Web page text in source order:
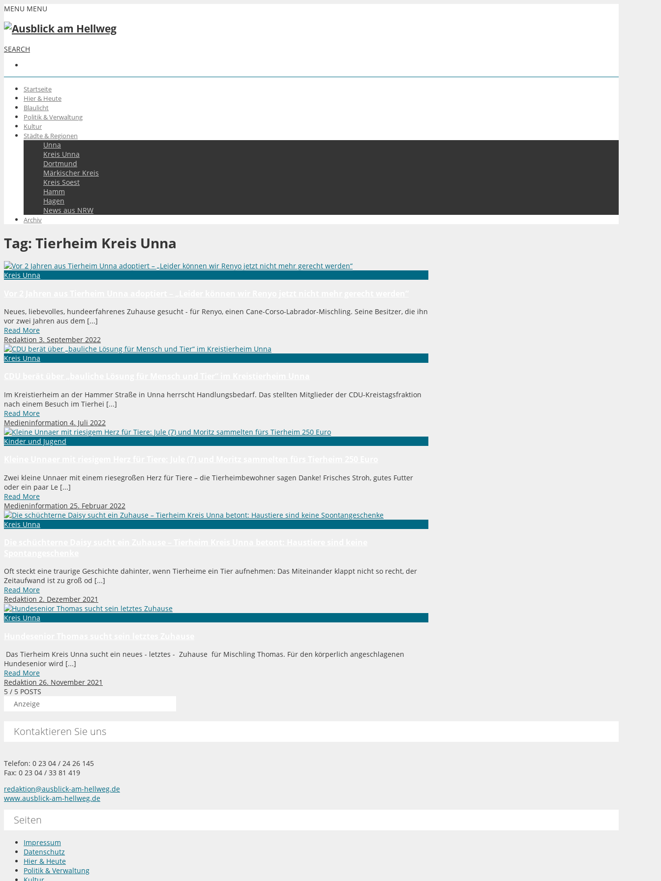
MENU MENU
SEARCH
Startseite
Hier & Heute
Blaulicht
Politik & Verwaltung
Kultur
Städte & Regionen
Unna
Kreis Unna
Dortmund
Märkischer Kreis
Kreis Soest
Hamm
Hagen
News aus NRW
Archiv
Tag: Tierheim Kreis Unna
Kreis Unna
Neues, liebevolles, hundeerfahrenes Zuhause gesucht - für Renyo, einen Cane-Corso-Labrador-Mischling. Seine Besitzer, die ihn
vor zwei Jahren aus dem [...]
Read More
Redaktion 3. September 2022
Kreis Unna
Im Kreistierheim an der Hammer Straße in Unna herrscht Handlungsbedarf. Das stellten Mitglieder der CDU-Kreistagsfraktion
nach einem Besuch im Tierhei [...]
Read More
Medieninformation 4. Juli 2022
Kinder und Jugend
Zwei kleine Unnaer mit einem riesegroßen Herz für Tiere – die Tierheimbewohner sagen Danke! Frisches Stroh, gutes Futter
oder ein paar Le [...]
Read More
Medieninformation 25. Februar 2022
Kreis Unna
Oft steckt eine traurige Geschichte dahinter, wenn Tierheime ein Tier aufnehmen: Das Miteinander klappt nicht so recht, der
Zeitaufwand ist zu groß od [...]
Read More
Redaktion 2. Dezember 2021
Kreis Unna
Das Tierheim Kreis Unna sucht ein neues - letztes - Zuhause für Mischling Thomas. Für den körperlich angeschlagenen
Hundesenior wird [...]
Read More
Redaktion 26. November 2021
5 / 5 POSTS
Anzeige
Kontaktieren Sie uns
Telefon: 0 23 04 / 24 26 145
Fax: 0 23 04 / 33 81 419
redaktion@ausblick-am-hellweg.de
www.ausblick-am-hellweg.de
Seiten
Impressum
Datenschutz
Hier & Heute
Politik & Verwaltung